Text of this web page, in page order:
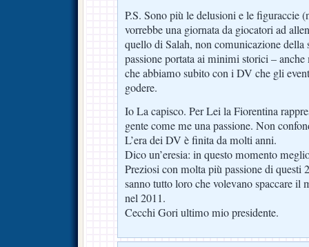
P.S. Sono più le delusioni e le figuraccie
vorrebbe una giornata da giocatori ad
quello di Salah, non comunicazione della
passione portata ai minimi storici – anche
che abbiamo subito con i DV che gli
godere.
Io La capisco. Per Lei la Fiorentina
gente come me una passione. Non
L’era dei DV è finita da molti anni.
Dico un’eresia: in questo momento
Preziosi con molta più passione di questi
sanno tutto loro che volevano spaccare il
nel 2011.
Cecchi Gori ultimo mio presidente.